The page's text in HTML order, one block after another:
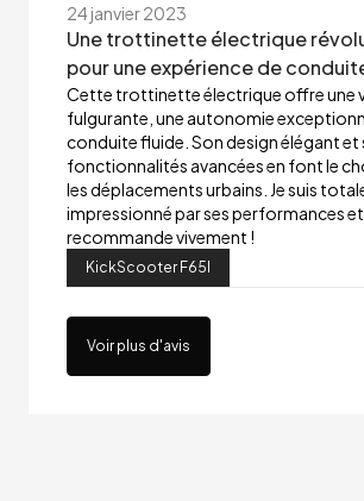
24 janvier 2023
Une trottinette électrique
pour une expérience de
Cette trottinette électrique offre une
fulgurante, une autonomie
conduite fluide. Son design élégant et
fonctionnalités avancées en font le
les déplacements urbains. Je suis
impressionné par ses performances et
recommande vivement !
KickScooter F65I
Voir plus d'avis